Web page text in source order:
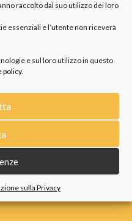
raccolto dal suo utilizzo dei loro
essenziali e l’utente non riceverà
e sul loro utilizzo in questo
policy.
sulla Privacy